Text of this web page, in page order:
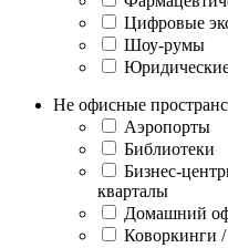
Цифровые
Шоу-румы
Не офисные
Аэропорты
Библиотеки
Бизнес-
кварталы
Домашний
Коворкинги